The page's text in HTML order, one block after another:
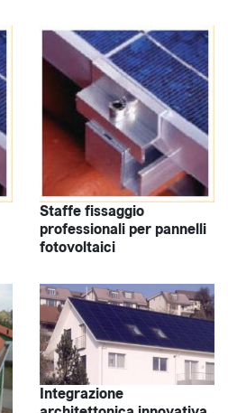
Staffe fissaggio
professionali per pannelli
fotovoltaici
Integrazione